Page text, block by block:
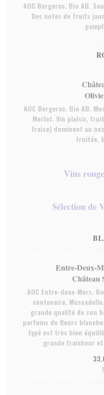
AOC Bergerac. Bio AB.
Des notes de fruits
AOC Bergerac. Bio AB.
Merlot. Vin plaisir,
fraise) dominent au
fruitée,
Vins
Sélection de
Entre-Deux-
Château
AOC Entre-deux-Mers.
centenaire,
grande qualité de son
parfums de fleurs
typé est très bien
grande fraicheur